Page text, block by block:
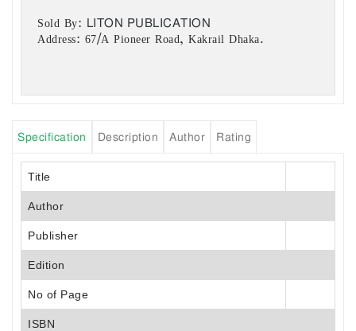
Sold By: LITON PUBLICATION
Address: 67/A Pioneer Road, Kakrail Dhaka.
Specification Description Author Rating
Title
Author
Publisher
Edition
No of Page
ISBN